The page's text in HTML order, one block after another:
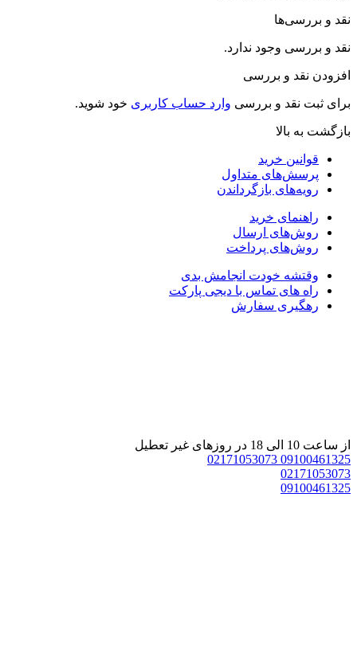
و بررسی‌ها
و بررسی وجود ندارد.
نقد و بررسی
ثبت نقد و بررسی وارد حساب کاربریخود شوید.
به بالا
قوانین خرید
پرسش‌های متداول
رویه‌های بازگرداندن
راهنمای خرید
روش‌های ارسال
روش‌های پرداخت
وقتشه خودت انجامش بدی
راه های تماس با دیجی پارکت
رهگیری سفارش
ساعت 10 الی 18 در روزهای غیر تعطیل
02171053073